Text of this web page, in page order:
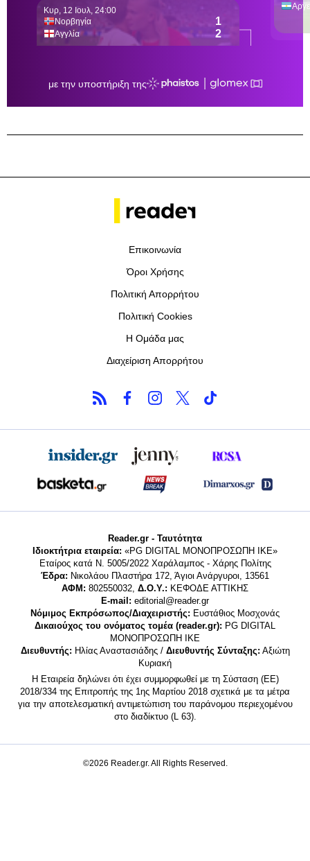
Επικοινωνία
Όροι Χρήσης
Πολιτική Απορρήτου
Πολιτική Cookies
Η Ομάδα μας
Διαχείριση Απορρήτου
Reader.gr - Ταυτότητα
Ιδιοκτήτρια εταιρεία: «PG DIGITAL MONΟΠΡΟΣΩΠΗ ΙΚΕ»
Εταίρος κατά Ν. 5005/2022 Χαράλαμπος - Χάρης Πολίτης
Έδρα: Νικολάου Πλαστήρα 172, Άγιοι Ανάργυροι, 13561
ΑΦΜ: 802550032, Δ.Ο.Υ.: ΚΕΦΟΔΕ ΑΤΤΙΚΗΣ
E-mail: editorial@reader.gr
Νόμιμος Εκπρόσωπος/Διαχειριστής: Ευστάθιος Μοσχονάς
Δικαιούχος του ονόματος τομέα (reader.gr): PG DIGITAL
MONΟΠΡΟΣΩΠΗ ΙΚΕ
Διευθυντής: Ηλίας Αναστασιάδης / Διευθυντής Σύνταξης: Αξιώτη
Κυριακή
Η Εταιρεία δηλώνει ότι έχει συμμορφωθεί με τη Σύσταση (ΕΕ)
2018/334 της Επιτροπής της 1ης Μαρτίου 2018 σχετικά με τα μέτρα
για την αποτελεσματική αντιμετώπιση του παράνομου περιεχομένου
στο διαδίκτυο (L 63).
©2026 Reader.gr. All Rights Reserved.